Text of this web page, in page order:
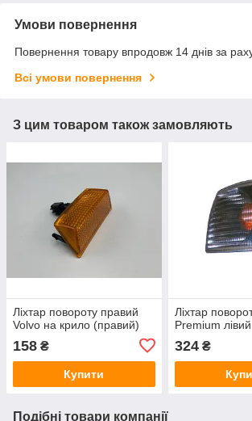
Умови повернення
Повернення товару впродовж 14 днів за
Всі умови повернення
З цим товаром також замовляють
Ліхтар повороту правий
Volvo на крило (правий)
158 ₴
Купити
Ліхтар
Premium лівий
324₴
Подібні товари компанії